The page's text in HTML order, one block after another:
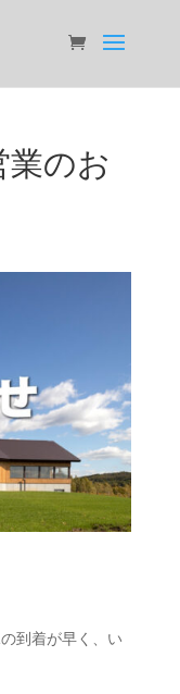
業のお
到着が早く、い